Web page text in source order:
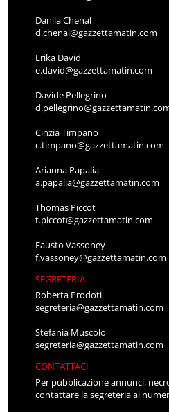
Danila Chenal
d.chenal@gazzettamatin.com
Erika David
e.david@gazzettamatin.com
Davide Pellegrino
Cinzia Timpano
c.timpano@gazzettamatin.com
Arianna Papalia
a.papalia@gazzettamatin.com
Thomas Piccot
t.piccot@gazzettamatin.com
Fausto Vassoney
f.vassoney@gazzettamatin.com
SEGRETERIA
Roberta Prodoti
segreteria@gazzettamatin.com
Stefania Muscolo
segreteria@gazzettamatin.com
CONTATTACI
Per pubblicazione annunci,
contattare la segreteria al